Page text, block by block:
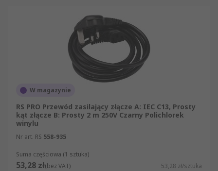
bezpieczeństwo oraz długi okres żywotności.
Dostępne materiały to zarówno PVC, jak i PSE.
W magazynie
RS PRO Przewód zasilający złącze A: IEC C13, Prosty
kąt złącze B: Prosty 2 m 250V Czarny Polichlorek
winylu
Nr art. RS 558-935
Suma częściowa (1 sztuka)
53,28 zł(bez VAT) 53,28 zł/sztuka